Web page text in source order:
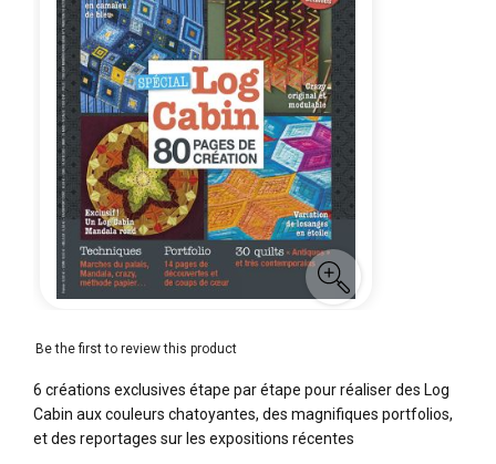
images
gallery
Be the first to review this product
6 créations exclusives étape par étape pour réaliser des Log
Cabin aux couleurs chatoyantes, des magnifiques portfolios,
et des reportages sur les expositions récentes